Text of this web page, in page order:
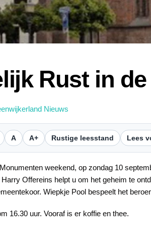
Rust in
Nieuws
A A+ Rustige leesstand Lees
weekend, op zondag 10
Offereins helpt u om het geheim te
Wiepkje Pool bespeelt het
16.30 uur. Vooraf is er koffie en thee.